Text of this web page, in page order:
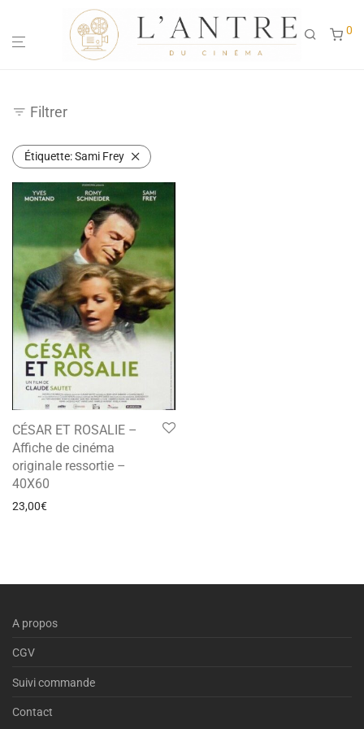
0
Filtrer
Étiquette:Sami Frey
CÉSAR ET ROSALIE –
Affiche de cinéma
originale ressortie –
40X60
23,00€
A propos
CGV
Suivi commande
Contact